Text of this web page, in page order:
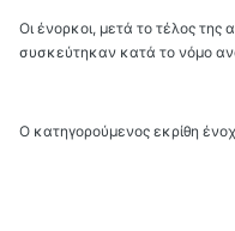
Οι ένορκοι, μετά το τέλος της
συσκεύτηκαν κατά το νόμο
Ο κατηγορούμενος εκρίθη